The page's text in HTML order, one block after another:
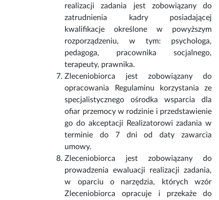
realizacji zadania jest zobowiązany do
zatrudnienia kadry posiadającej
kwalifikacje określone w powyższym
rozporządzeniu, w tym: psychologa,
pedagoga, pracownika socjalnego,
terapeuty, prawnika.
Zleceniobiorca jest zobowiązany do
opracowania Regulaminu korzystania ze
specjalistycznego ośrodka wsparcia dla
ofiar przemocy w rodzinie i przedstawienie
go do akceptacji Realizatorowi zadania w
terminie do 7 dni od daty zawarcia
umowy.
Zleceniobiorca jest zobowiązany do
prowadzenia ewaluacji realizacji zadania,
w oparciu o narzędzia, których wzór
Zleceniobiorca opracuje i przekaże do